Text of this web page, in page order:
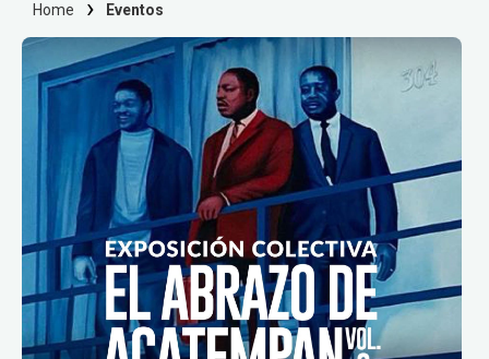
Home Eventos